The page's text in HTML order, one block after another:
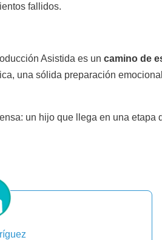
fallidos.
Asistida es un camino de
una sólida preparación
un hijo que llega en una etapa